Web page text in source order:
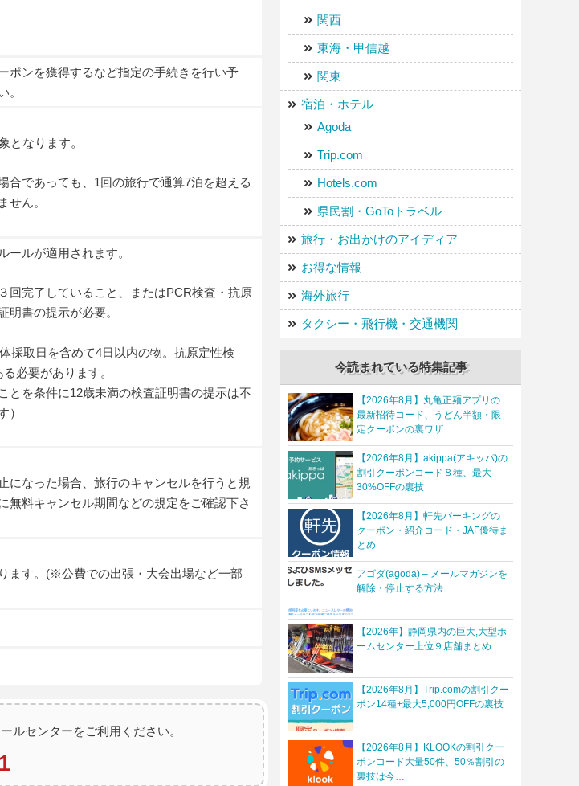
ポンを獲得するなど指定の手続きを行い予
。
となります。
合であっても、1回の旅行で通算7泊を超える
せん。
ールが適用されます。
回完了していること、またはPCR検査・抗原
明書の提示が必要。
採取日を含めて4日以内の物。抗原定性検
必要があります。
とを条件に12歳未満の検査証明書の提示は不
）
になった場合、旅行のキャンセルを行うと規
無料キャンセル期間などの規定をご確認下さ
ます。(※公費での出張・大会出場など一部
ルセンターをご利用ください。
関西
東海・甲信越
関東
宿泊・ホテル
Agoda
Trip.com
Hotels.com
県民割・GoToトラベル
旅行・お出かけのアイディア
お得な情報
海外旅行
タクシー・飛行機・交通機関
今読まれている特集記事
【2026年8月】丸亀正麺アプリの
最新招待コード、うどん半額・限
定クーポンの裏ワザ
【2026年8月】akippa(アキッパ)の
割引クーポンコード８種、最大
30%OFFの裏技
【2026年8月】軒先パーキングの
クーポン・紹介コード・JAF優待ま
とめ
アゴダ(agoda) – メールマガジンを
解除・停止する方法
【2026年】静岡県内の巨大,大型ホ
ームセンター上位９店舗まとめ
【2026年8月】Trip.comの割引クー
ポン14種+最大5,000円OFFの裏技
【2026年8月】KLOOKの割引クー
ポンコード大量50件、50％割引の
裏技は今…